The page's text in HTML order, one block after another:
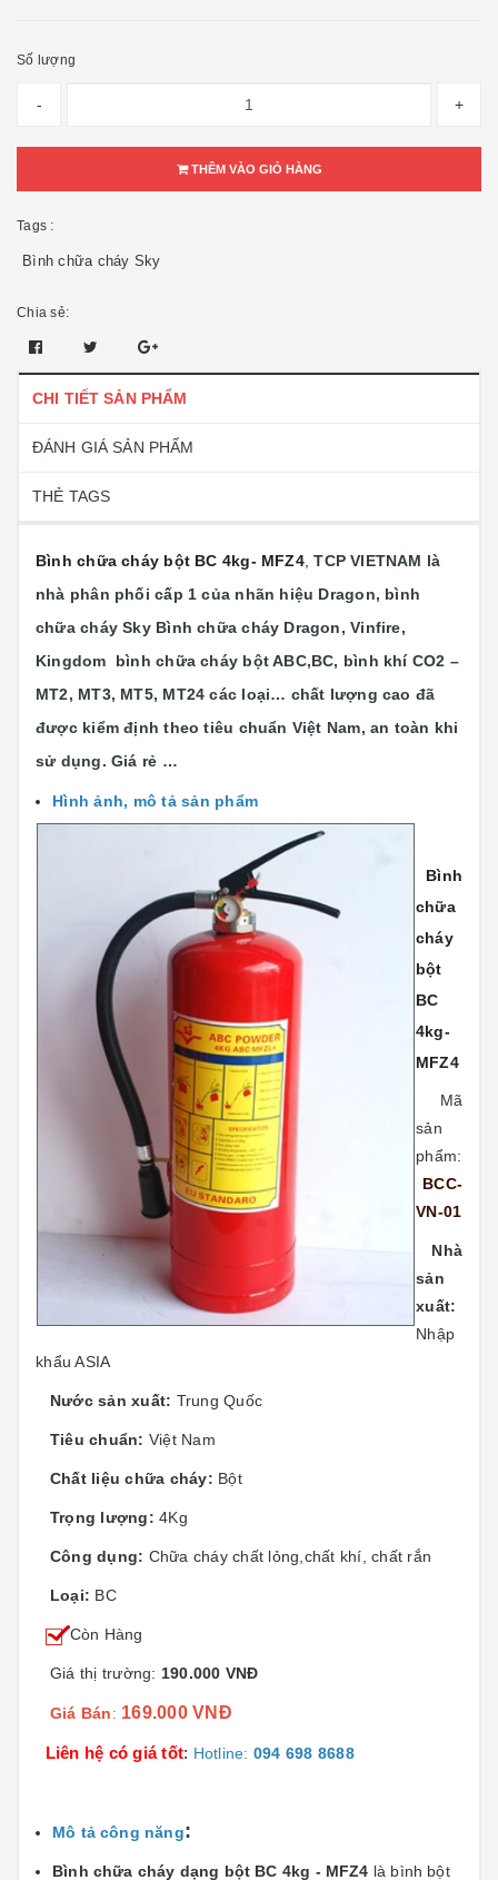
Số lượng
- +
THÊM VÀO GIỎ HÀNG
Tags :
Bình chữa cháy Sky
Chia sẻ:
CHI TIẾT SẢN PHẨM
ĐÁNH GIÁ SẢN PHẨM
THẺ TAGS
Bình chữa cháy bột BC 4kg- MFZ4,TCP VIETNAM là
nhà phân phối cấp 1 của nhãn hiệu Dragon, bình
chữa cháy Sky Bình chữa cháy Dragon, Vinfire,
Kingdom bình chữa cháy bột ABC,BC, bình khí CO2 –
MT2, MT3, MT5, MT24 các loại… chất lượng cao đã
được kiểm định theo tiêu chuẩn Việt Nam, an toàn khi
sử dụng. Giá rẻ …
Hình ảnh, mô tả sản phẩm
Bình
chữa
cháy
bột
BC
4kg-
MFZ4
Mã
sản
phẩm:
BCC-
VN-01
Nhà
sản
xuất:
Nhập
khẩu ASIA
Nước sản xuất: Trung Quốc
Tiêu chuẩn: Việt Nam
Chất liệu chữa cháy: Bột
Trọng lượng: 4Kg
Công dụng: Chữa cháy chất lỏng,chất khí, chất rắn
Loại: BC
Còn Hàng
Giá thị trường: 190.000 VNĐ
Giá Bán: 169.000 VNĐ
Liên hệ có giá tốt: Hotline: 094 698 8688
Mô tả công năng:
Bình chữa cháy dạng bột BC 4kg - MFZ4 là bình bột